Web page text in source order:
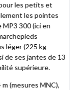
les petits et
les pointes
300 (ici en
léger (225 kg
de ses jantes de 13
supérieure.
(mesures MNC),